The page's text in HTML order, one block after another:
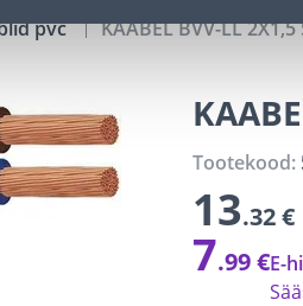
pvc KAABEL BVV-LL 2X1,5
Tootekood:
13.32 €
7.99 €E-